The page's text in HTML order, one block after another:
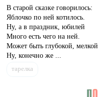
В старой сказке говорилось:
Яблочко по ней котилось.
Ну, а в праздник, юбилей
Много есть чего на ней.
Может быть глубокой, мелкой.
Ну, конечно же ...
тарелка